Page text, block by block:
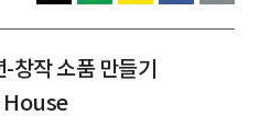
창작 소품 만들기